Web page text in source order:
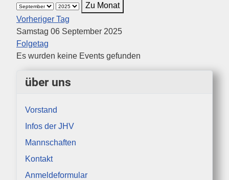
Zu Monat
Vorheriger Tag
Samstag 06 September 2025
Folgetag
Es wurden keine Events gefunden
über uns
Vorstand
Infos der JHV
Mannschaften
Kontakt
Anmeldeformular